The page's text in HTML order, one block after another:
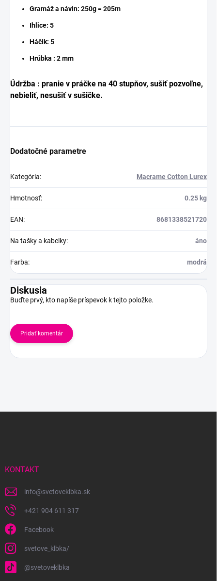
Gramáž a návin: 250g = 205m
Ihlice: 5
Háčik: 5
Hrúbka : 2 mm
Údržba : pranie v práčke na 40 stupňov, sušiť pozvoľne,
nebieliť, nesušiť v sušičke.
Dodatočné parametre
Kategória: Macrame Cotton Lurex
Hmotnosť: 0.25 kg
EAN: 8681338521720
Na tašky a kabelky: áno
Farba: modrá
Diskusia
Buďte prvý, kto napíše príspevok k tejto položke.
Pridať komentár
KONTAKT
info@svetoveklbka.sk
+421 904 611 317
Facebook
svetove_klbka/
@svetoveklbka